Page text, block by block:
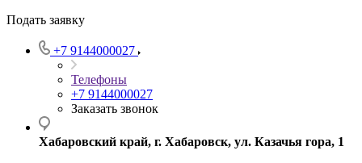
Подать заявку
+7 9144000027
Телефоны
+7 9144000027
Заказать звонок
Хабаровский край, г. Хабаровск, ул. Казачья гора, 1